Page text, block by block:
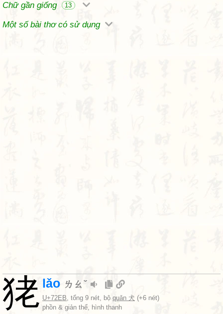
Chữ gần giống 13
Một số bài thơ có sử dụng
狫 lǎo ㄌㄠˇ
U+72EB, tổng 9 nét, bộ quǎn 犬 (+6 nét)
phồn & giản thể, hình thanh